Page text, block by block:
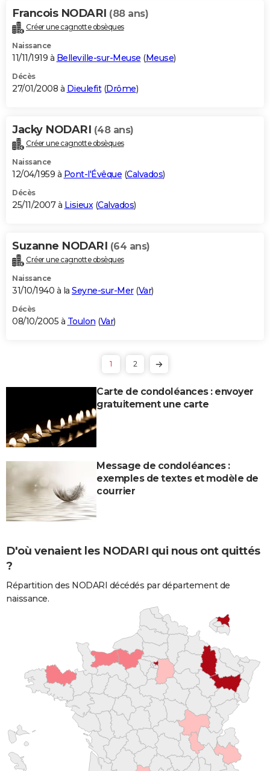
Francois NODARI (88 ans)
Créer une cagnotte obsèques
Naissance
11/11/1919 à Belleville-sur-Meuse (Meuse)
Décès
27/01/2008 à Dieulefit(Drôme)
Jacky NODARI (48 ans)
Créer une cagnotte obsèques
Naissance
12/04/1959 à Pont-l'Évêque (Calvados)
Décès
25/11/2007 à Lisieux(Calvados)
Suzanne NODARI (64 ans)
Créer une cagnotte obsèques
Naissance
31/10/1940 à la Seyne-sur-Mer(Var)
Décès
08/10/2005 à Toulon (Var)
1 2
Carte de condoléances : envoyer
gratuitement une carte
Message de condoléances :
exemples de textes et modèle de
courrier
D'où venaient les NODARI qui nous ont quittés
?
Répartition des NODARI décédés par département de
naissance.